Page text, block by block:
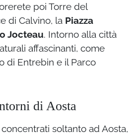
poi Torre del
di Calvino, la Piazza
Jocteau. Intorno alla città
affascinanti, come
di Entrebin e il Parco
di Aosta
soltanto ad Aosta,